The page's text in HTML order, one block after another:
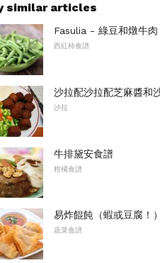
similar articles
Fasulia - 綠豆和燉牛肉
西紅柿食譜
沙拉配沙拉配芝麻醬和
沙拉
牛排黛安食譜
柑橘食譜
易炸餛飩（蝦或豆腐！）
蔬菜食譜